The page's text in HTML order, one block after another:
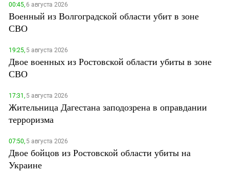
00:45,6 августа 2026
Военный из Волгоградской области убит в зоне
СВО
19:25,5 августа 2026
Двое военных из Ростовской области убиты в зоне
СВО
17:31,5 августа 2026
Жительница Дагестана заподозрена в оправдании
терроризма
07:50,5 августа 2026
Двое бойцов из Ростовской области убиты на
Украине